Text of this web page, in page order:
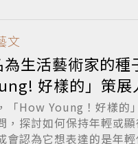
文
生活藝術家的種
好樣的」策展
「How Young！好樣的
，探討如何保持年輕或
會認為它想表達的是年